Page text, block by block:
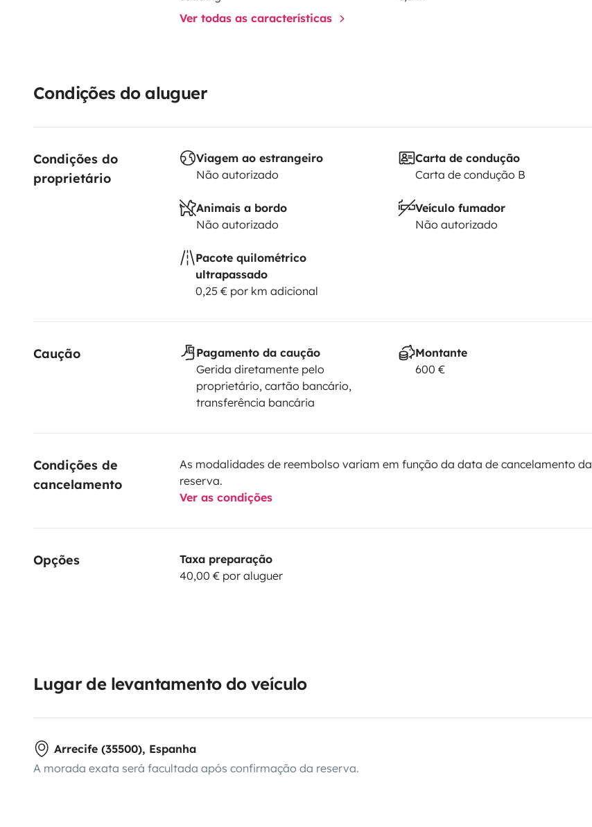
Ver todas as características
Condições do aluguer
Condições do
proprietário
Viagem ao estrangeiro
Não autorizado
Carta de condução
Carta de condução B
Animais a bordo
Não autorizado
Veículo fumador
Não autorizado
Pacote quilométrico
ultrapassado
0,25 € por km adicional
Caução
Pagamento da caução
Gerida diretamente pelo
proprietário, cartão bancário,
transferência bancária
Montante
600 €
Condições de
cancelamento
As modalidades de reembolso variam em função da data de cancelamento da
reserva.
Ver as condições
Opções
Taxa preparação
40,00 € por aluguer
Lugar de levantamento do veículo
Arrecife (35500), Espanha
A morada exata será facultada após confirmação da reserva.